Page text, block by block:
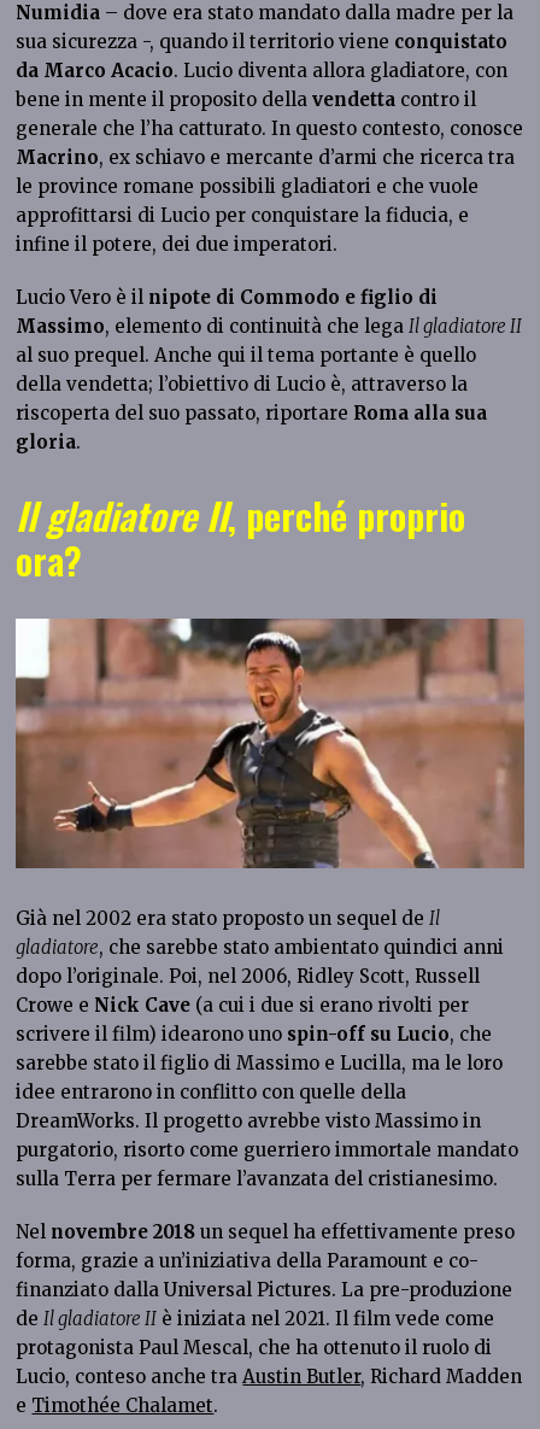
Numidia – dove era stato mandato dalla madre per la
sua sicurezza -, quando il territorio viene conquistato
da Marco Acacio. Lucio diventa allora gladiatore, con
bene in mente il proposito dellavendetta contro il
generale che l’ha catturato. In questo contesto, conosce
Macrino, ex schiavo e mercante d’armi che ricerca tra
le province romane possibili gladiatori e che vuole
approfittarsi di Lucio per conquistare la fiducia, e
infine il potere, dei due imperatori.
Lucio Vero è il nipote di Commodo e figlio di
Massimo, elemento di continuità che legaIl gladiatore II
al suo prequel. Anche qui il tema portante è quello
della vendetta; l’obiettivo di Lucio è, attraverso la
riscoperta del suo passato, riportare Roma alla sua
gloria.
Il gladiatore II, perché proprio
ora?
Già nel 2002 era stato proposto un sequel deIl
gladiatore, che sarebbe stato ambientato quindici anni
dopo l’originale. Poi, nel 2006, Ridley Scott, Russell
Crowe e Nick Cave (a cui i due si erano rivolti per
scrivere il film) idearono uno spin-off su Lucio, che
sarebbe stato il figlio di Massimo e Lucilla, ma le loro
idee entrarono in conflitto con quelle della
DreamWorks. Il progetto avrebbe visto Massimo in
purgatorio, risorto come guerriero immortale mandato
sulla Terra per fermare l’avanzata del cristianesimo.
Nel novembre 2018 un sequel ha effettivamente preso
forma, grazie a un’iniziativa della Paramount e co-
finanziato dalla Universal Pictures. La pre-produzione
deIl gladiatore II è iniziata nel 2021. Il film vede come
protagonista Paul Mescal, che ha ottenuto il ruolo di
Lucio, conteso anche traAustin Butler, Richard Madden
e Timothée Chalamet.